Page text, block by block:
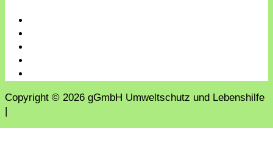
Copyright © 2026 gGmbH Umweltschutz und Lebenshilfe
|